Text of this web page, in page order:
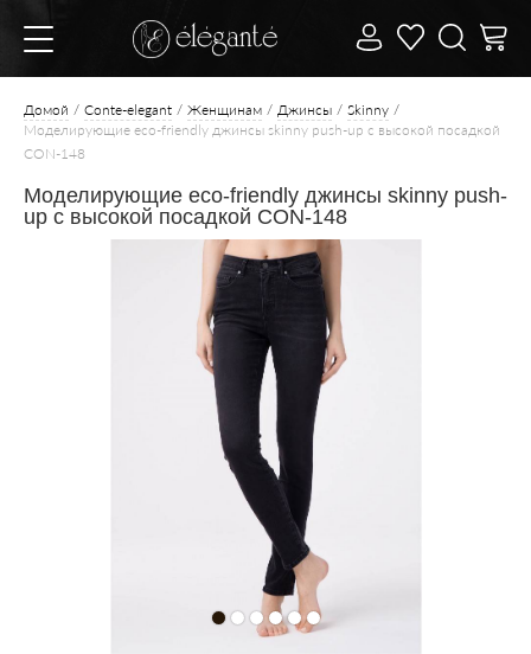
Домой Conte-elegant Женщинам Джинсы
Skinny
Моделирующие eco-friendly джинсы skinny push-up с высокой посадкой
CON-148
Моделирующие eco-friendly джинсы skinny push-
up с высокой посадкой CON-148